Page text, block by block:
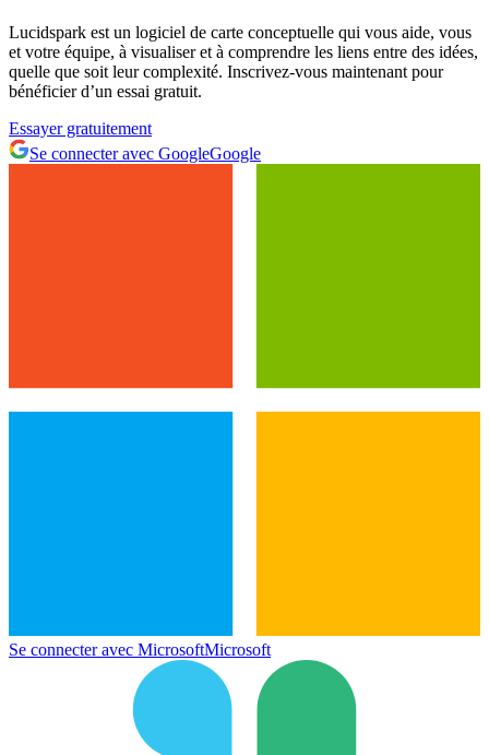
Lucidspark est un logiciel de carte conceptuelle qui vous aide, vous
et votre équipe, à visualiser et à comprendre les liens entre des idées,
quelle que soit leur complexité. Inscrivez-vous maintenant pour
bénéficier d’un essai gratuit.
Essayer gratuitement
Se connecter avec GoogleGoogle
Se connecter avec MicrosoftMicrosoft